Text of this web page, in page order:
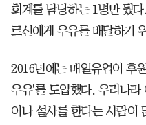
회계를 담당하는 1명만 뒀
르신에게 우유를 배달하기
2016년에는 매일유업이 후
우유'를 도입했다. 우리나라
이나 설사를 한다는 사람이